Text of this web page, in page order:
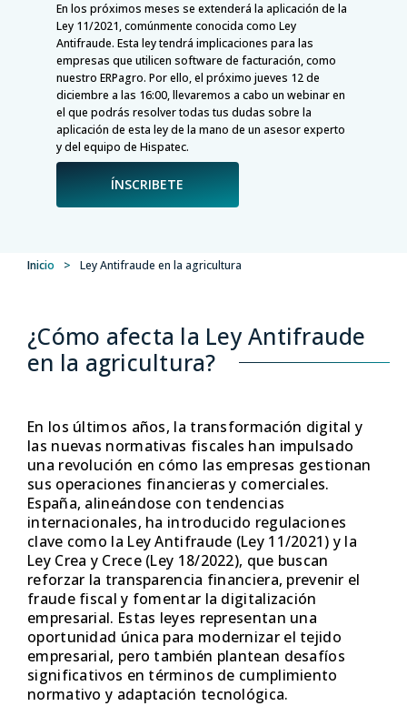
En los próximos meses se extenderá la aplicación de la
Ley 11/2021, comúnmente conocida como Ley
Antifraude. Esta ley tendrá implicaciones para las
empresas que utilicen software de facturación, como
nuestro ERPagro. Por ello, el próximo jueves 12 de
diciembre a las 16:00, llevaremos a cabo un webinar en
el que podrás resolver todas tus dudas sobre la
aplicación de esta ley de la mano de un asesor experto
y del equipo de Hispatec.
ÍNSCRIBETE
Inicio > Ley Antifraude en la agricultura
¿Cómo afecta la Ley Antifraude
en la agricultura?
En los últimos años, la transformación digital y
las nuevas normativas fiscales han impulsado
una revolución en cómo las empresas gestionan
sus operaciones financieras y comerciales.
España, alineándose con tendencias
internacionales, ha introducido regulaciones
clave como la Ley Antifraude (Ley 11/2021) y la
Ley Crea y Crece (Ley 18/2022), que buscan
reforzar la transparencia financiera, prevenir el
fraude fiscal y fomentar la digitalización
empresarial. Estas leyes representan una
oportunidad única para modernizar el tejido
empresarial, pero también plantean desafíos
significativos en términos de cumplimiento
normativo y adaptación tecnológica.